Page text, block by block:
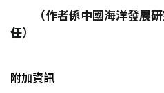
（作者係中國海洋發展
任）
附加資訊